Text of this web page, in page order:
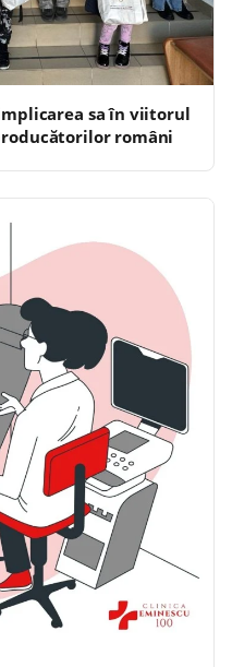
sa în viitorul
români